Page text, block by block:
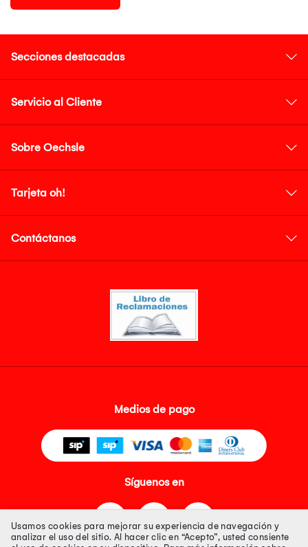
Secciones destacadas
Servicio al Cliente
Sobre Oechsle
Tarjeta oh!
Contáctanos
Medios de pago
Síguenos en
Usamos cookies para mejorar su experiencia de navegación y
analizar el uso del sitio. Al hacer clic en “Acepto”, usted consiente